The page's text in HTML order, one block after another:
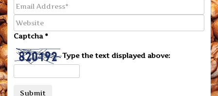
Captcha *
Type the text displayed above: